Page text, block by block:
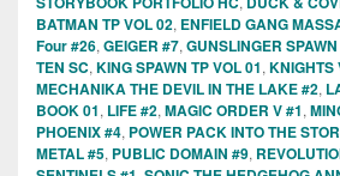
BATMAN TP VOL 02, ENFIELD GANG
Four #26, GEIGER #7, GUNSLINGER
TEN SC, KING SPAWN TP VOL 01, KNIGHTS
MECHANIKA THE DEVIL IN THE LAKE #2,
BOOK 01, LIFE #2, MAGIC ORDER V #1,
PHOENIX #4, POWER PACK INTO THE
METAL #5, PUBLIC DOMAIN #9,